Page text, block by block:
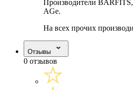
Производители
AGe.
На всех прочих
Отзывы
0 отзывов